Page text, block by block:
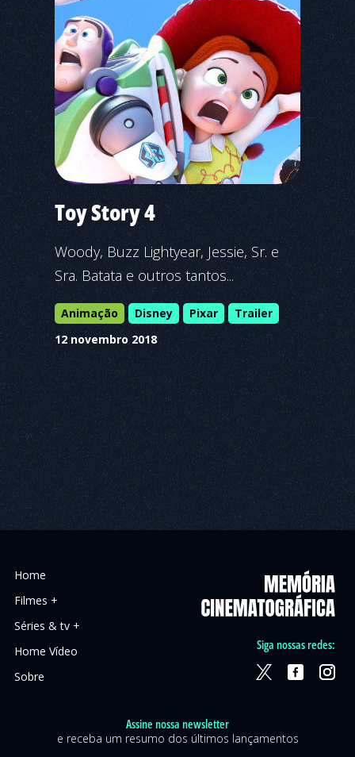
Toy Story 4
Woody, Buzz Lightyear, Jessie, Sr. e
Sra. Batata e outros tantos...
Animação Disney Pixar
Trailer
12 novembro 2018
Home
Filmes +
Séries & tv +
Home Vídeo
Sobre
Assine nossa newsletter
e receba um resumo dos últimos lançamentos
Siga nossas redes: